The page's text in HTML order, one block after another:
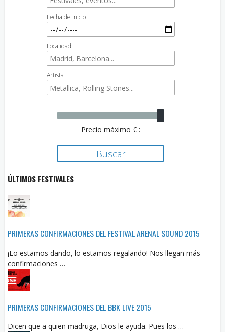
Fecha de inicio
Localidad
Artista
Precio máximo € :
ÚLTIMOS FESTIVALES
PRIMERAS CONFIRMACIONES DEL FESTIVAL ARENAL SOUND 2015
¡Lo estamos dando, lo estamos regalando! Nos llegan más
confirmaciones …
PRIMERAS CONFIRMACIONES DEL BBK LIVE 2015
Dicen que a quien madruga, Dios le ayuda. Pues los …